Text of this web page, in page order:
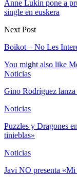
Anne Lukin pone a
single en euskera
Next Post
Boikot – No Les
You might also like
Noticias
Gino Rodríguez
Noticias
Puzzles y Dragones
tinieblas»
Noticias
Javi NO presenta